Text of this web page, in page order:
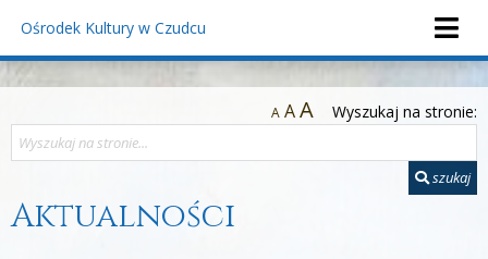
Ośrodek Kultury w Czudcu
A AA Wyszukaj na stronie:
szukaj
Aktualności